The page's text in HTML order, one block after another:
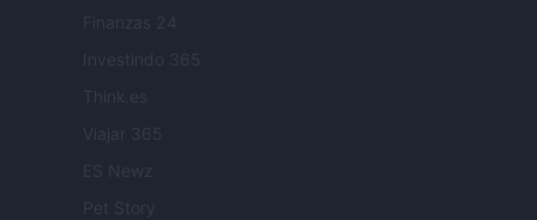
Finanzas 24
Investindo 365
Think.es
Viajar 365
ES Newz
Pet Story